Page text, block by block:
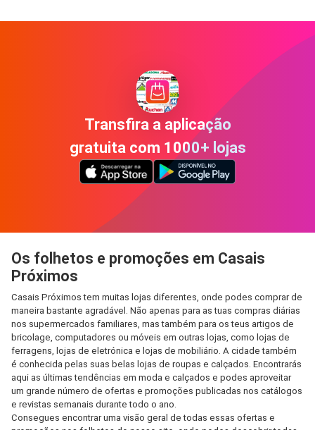
Transfira a aplicação
gratuita com 1000+ lojas
Os folhetos e promoções em Casais
Próximos
Casais Próximos tem muitas lojas diferentes, onde podes comprar de
maneira bastante agradável. Não apenas para as tuas compras diárias
nos supermercados familiares, mas também para os teus artigos de
bricolage, computadores ou móveis em outras lojas, como lojas de
ferragens, lojas de eletrónica e lojas de mobiliário. A cidade também
é conhecida pelas suas belas lojas de roupas e calçados. Encontrarás
aqui as últimas tendências em moda e calçados e podes aproveitar
um grande número de ofertas e promoções publicadas nos catálogos
e revistas semanais durante todo o ano.
Consegues encontrar uma visão geral de todas essas ofertas e